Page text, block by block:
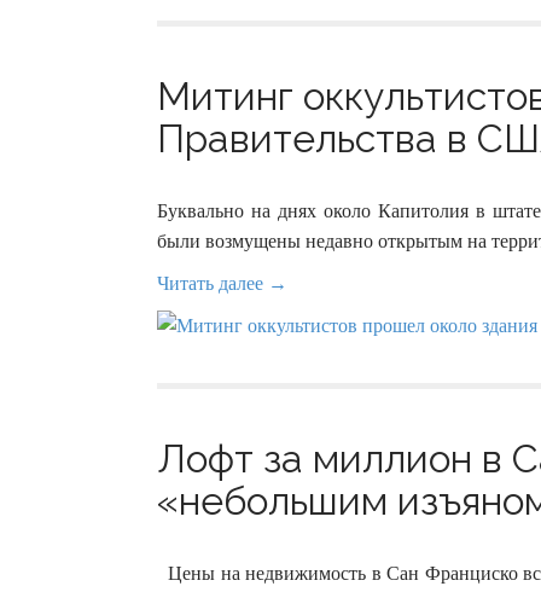
Митинг
Правительства в
Буквально на днях около Капитолия в
были возмущены недавно открытым на
Читать далее →
Лофт за миллион в
«небольшим
Цены на недвижимость в Сан Франциско